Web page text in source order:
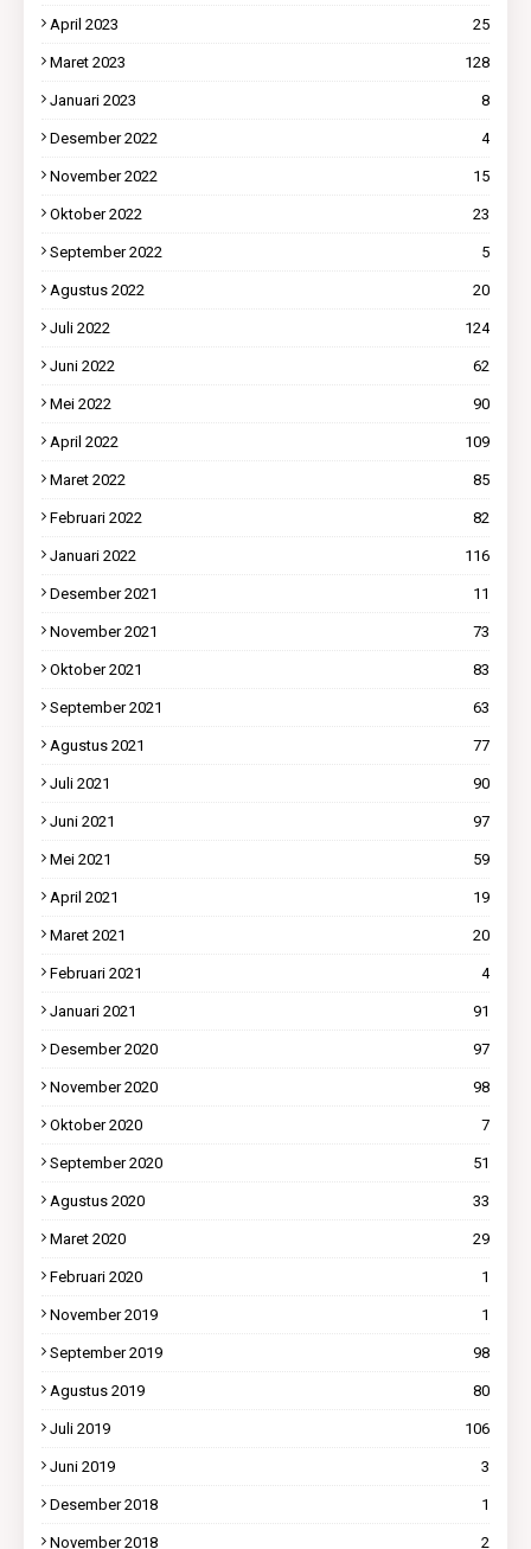
April 2023 25
Maret 2023 128
Januari 2023 8
Desember 2022 4
November 2022 15
Oktober 2022 23
September 2022 5
Agustus 2022 20
Juli 2022 124
Juni 2022 62
Mei 2022 90
April 2022 109
Maret 2022 85
Februari 2022 82
Januari 2022 116
Desember 2021 11
November 2021 73
Oktober 2021 83
September 2021 63
Agustus 2021 77
Juli 2021 90
Juni 2021 97
Mei 2021 59
April 2021 19
Maret 2021 20
Februari 2021 4
Januari 2021 91
Desember 2020 97
November 2020 98
Oktober 2020 7
September 2020 51
Agustus 2020 33
Maret 2020 29
Februari 2020 1
November 2019 1
September 2019 98
Agustus 2019 80
Juli 2019 106
Juni 2019 3
Desember 2018 1
November 2018 2